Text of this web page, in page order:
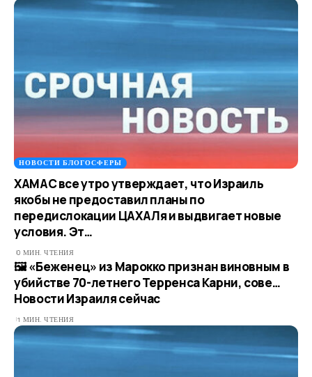
НОВОСТИ БЛОГОСФЕРЫ
ХАМАС все утро утверждает, что Израиль
якобы не предоставил планы по
передислокации ЦАХАЛя и выдвигает новые
условия. Эт…
0 МИН. ЧТЕНИЯ
🖼 «Беженец» из Марокко признан виновным в
убийстве 70-летнего Терренса Карни, сове…​
Новости Израиля сейчас
1 МИН. ЧТЕНИЯ